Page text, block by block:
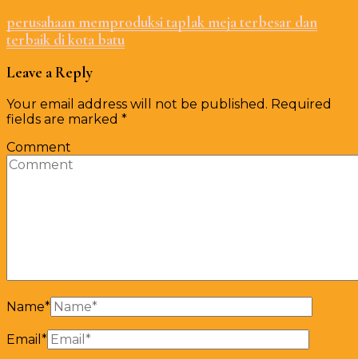
perusahaan memproduksi taplak meja terbesar dan
terbaik di kota batu
Leave a Reply
Your email address will not be published. Required
fields are marked *
Comment
Name*
Email *